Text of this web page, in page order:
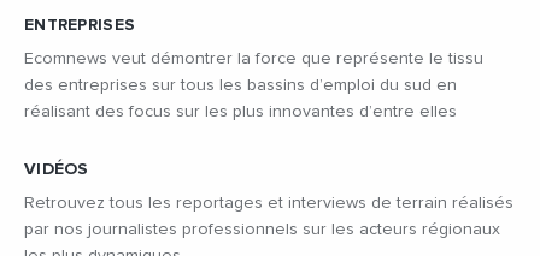
ENTREPRISES
Ecomnews veut démontrer la force que représente le tissu
des entreprises sur tous les bassins d’emploi du sud en
réalisant des focus sur les plus innovantes d’entre elles
VIDÉOS
Retrouvez tous les reportages et interviews de terrain réalisés
par nos journalistes professionnels sur les acteurs régionaux